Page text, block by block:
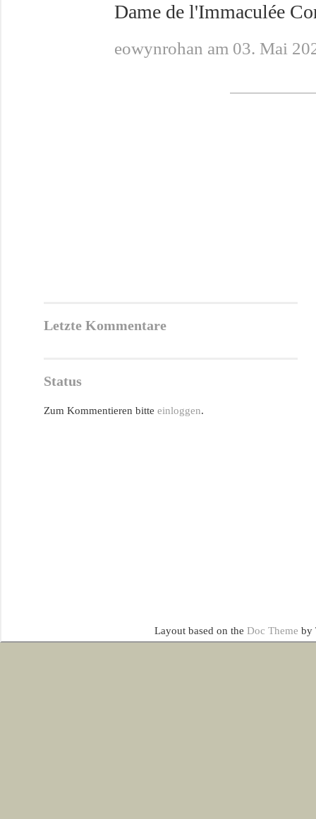
Dame de l'Immaculée
eowynrohan am 03. Mai
Letzte Kommentare
Status
Zum Kommentieren bitte einloggen.
Layout based on the Doc Theme by